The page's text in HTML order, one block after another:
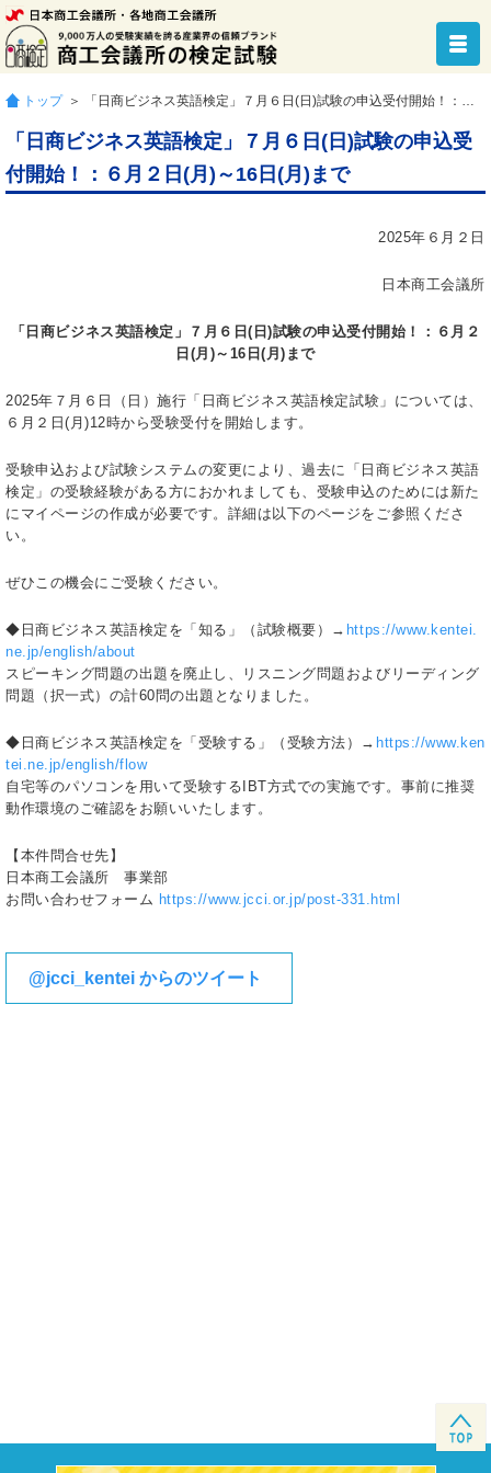
トップ ＞ 「日商ビジネス英語検定」７月６日(日)試験の申込受付開始！：６月２日(月)～16日(月)まで
「日商ビジネス英語検定」７月６日(日)試験の申込受
付開始！：６月２日(月)～16日(月)まで
2025年６月２日
日本商工会議所
「日商ビジネス英語検定」７月６日(日)試験の申込受付開始！：６月２
日(月)～16日(月)まで
2025年７月６日（日）施行「日商ビジネス英語検定試験」については、
６月２日(月)12時から受験受付を開始します。
受験申込および試験システムの変更により、過去に「日商ビジネス英語
検定」の受験経験がある方におかれましても、受験申込のためには新た
にマイページの作成が必要です。詳細は以下のページをご参照くださ
い。
ぜひこの機会にご受験ください。
◆日商ビジネス英語検定を「知る」（試験概要）→ https://www.kentei.
ne.jp/english/about
スピーキング問題の出題を廃止し、リスニング問題およびリーディング
問題（択一式）の計60問の出題となりました。
◆日商ビジネス英語検定を「受験する」（受験方法）→ https://www.ken
tei.ne.jp/english/flow
自宅等のパソコンを用いて受験するIBT方式での実施です。事前に推奨
動作環境のご確認をお願いいたします。
【本件問合せ先】
日本商工会議所 事業部
お問い合わせフォーム https://www.jcci.or.jp/post-331.html
@jcci_kentei からのツイート